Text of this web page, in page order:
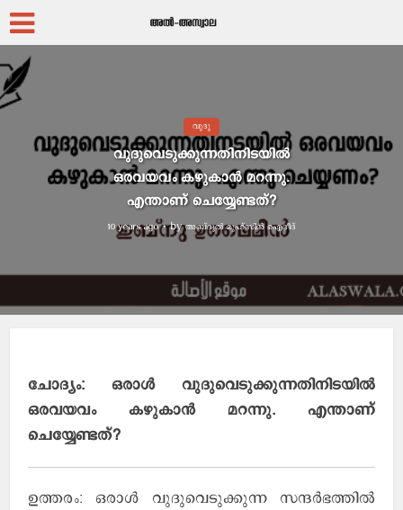
വുദു
വുദുവെടുക്കുന്നതിനിടയില്‍
ഒരവയവം കഴുകാന്‍ മറന്നു.
എന്താണ് ചെയ്യേണ്ടത്?
10 years ago byഅബ്ദുല്‍ മുഹ്സിന്‍ ഐദീദ്
ചോദ്യം: ഒരാള്‍ വുദുവെടുക്കുന്നതിനിടയില്‍
ഒരവയവം കഴുകാന്‍ മറന്നു. എന്താണ്
ചെയ്യേണ്ടത്?
ഉത്തരം: ഒരാള്‍ വുദുവെടുക്കുന്ന സന്ദര്‍ഭത്തില്‍